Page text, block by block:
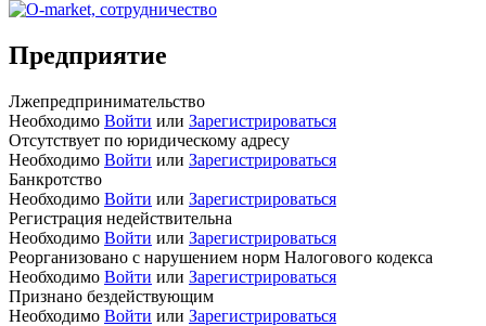
Предприятие
Лжепредпринимательство
Необходимо Войти или Зарегистрироваться
Отсутствует по юридическому адресу
Необходимо Войти или Зарегистрироваться
Банкротство
Необходимо Войти или Зарегистрироваться
Регистрация недействительна
Необходимо Войти или Зарегистрироваться
Реорганизовано с нарушением норм Налогового кодекса
Необходимо Войти или Зарегистрироваться
Признано бездействующим
Необходимо Войти или Зарегистрироваться